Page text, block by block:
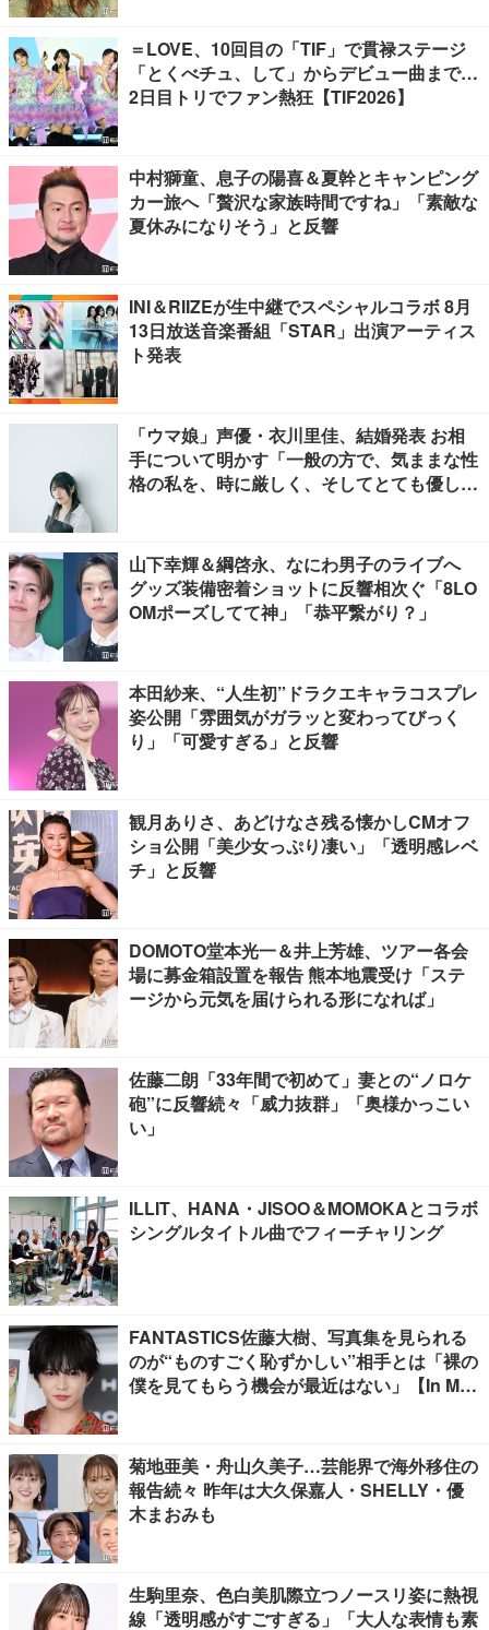
＝LOVE、10回目の「TIF」で貫禄ステージ
「とくべチュ、して」からデビュー曲まで…
2日目トリでファン熱狂【TIF2026】
中村獅童、息子の陽喜＆夏幹とキャンピング
カー旅へ「贅沢な家族時間ですね」「素敵な
夏休みになりそう」と反響
INI＆RIIZEが生中継でスペシャルコラボ 8月
13日放送音楽番組「STAR」出演アーティス
ト発表
「ウマ娘」声優・衣川里佳、結婚発表 お相
手について明かす「一般の方で、気ままな性
格の私を、時に厳しく、そしてとても優し
山下幸輝＆綱啓永、なにわ男子のライブへ
グッズ装備密着ショットに反響相次ぐ「8LO
OMポーズしてて神」「恭平繋がり？」
本田紗来、“人生初”ドラクエキャラコスプレ
姿公開「雰囲気がガラッと変わってびっく
り」「可愛すぎる」と反響
観月ありさ、あどけなさ残る懐かしCMオフ
ショ公開「美少女っぷり凄い」「透明感レベ
チ」と反響
DOMOTO堂本光一＆井上芳雄、ツアー各会
場に募金箱設置を報告 熊本地震受け「ステ
ージから元気を届けられる形になれば」
佐藤二朗「33年間で初めて」妻との“ノロケ
砲”に反響続々「威力抜群」「奥様かっこい
い」
ILLIT、HANA・JISOO＆MOMOKAとコラボ
シングルタイトル曲でフィーチャリング
FANTASTICS佐藤大樹、写真集を見られる
のが“ものすごく恥ずかしい”相手とは「裸の
僕を見てもらう機会が最近はない」【In Moti
菊地亜美・舟山久美子…芸能界で海外移住の
報告続々 昨年は大久保嘉人・SHELLY・優
木まおみも
生駒里奈、色白美肌際立つノースリ姿に熱視
線「透明感がすごすぎる」「大人な表情も素